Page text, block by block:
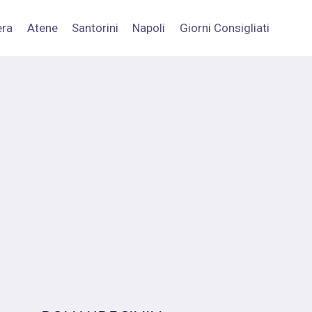
Atene Santorini Napoli Giorni Consigliati